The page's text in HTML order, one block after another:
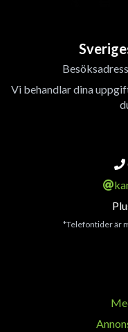
Vi behandlar dina
*Telefontider är